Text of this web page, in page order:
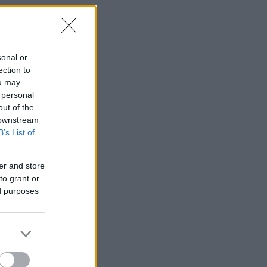
or
to
may
of the
List of
and store
grant or
purposes